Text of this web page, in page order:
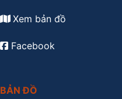
Xem bản đồ
Facebook
BẢN ĐỒ